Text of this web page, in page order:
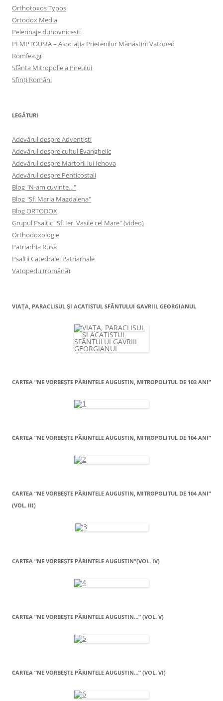
Orthotoxos Typos
Ortodox Media
Pelerinaje duhovnicești
PEMPTOUSIA – Asociația Prietenilor Mănăstirii Vatoped
Romfea.gr
Sfânta Mitropolie a Pireului
Sfinţi Români
LEGĂTURI
Adevărul despre Adventişti
Adevărul despre cultul Evanghelic
Adevărul despre Martorii lui Iehova
Adevărul despre Penticostali
Blog "N-am cuvinte…"
Blog "Sf. Maria Magdalena"
Blog ORTODOX
Grupul Psaltic "Sf. Ier. Vasile cel Mare" (video)
Orthodoxologie
Patriarhia Rusă
Psalţii Catedralei Patriarhale
Vatopedu (română)
VIAŢA, PARACLISUL ŞI ACATISTUL SFÂNTULUI GAVRIIL GEORGIANUL
CARTEA “NE VORBEŞTE PĂRINTELE AUGUSTIN, MITROPOLITUL DE 103 ANI”
CARTEA “NE VORBEŞTE PĂRINTELE AUGUSTIN, MITROPOLITUL DE 104 ANI”
CARTEA “NE VORBEŞTE PĂRINTELE AUGUSTIN, MITROPOLITUL DE 104 ANI”
(VOL. III)
CARTEA “NE VORBEŞTE PĂRINTELE AUGUSTIN”(VOL. IV)
CARTEA “NE VORBEŞTE PĂRINTELE AUGUSTIN…” (VOL. V)
CARTEA “NE VORBEŞTE PĂRINTELE AUGUSTIN…” (VOL. VI)